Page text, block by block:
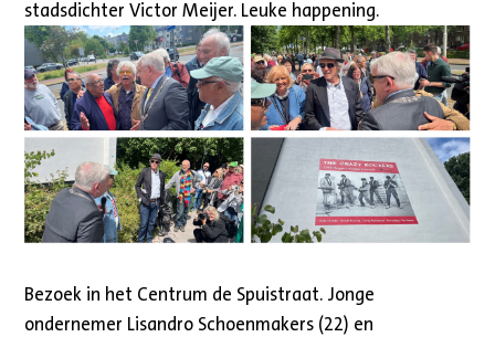
stadsdichter Victor Meijer. Leuke happening.
Bezoek in het Centrum de Spuistraat. Jonge
ondernemer Lisandro Schoenmakers (22) en